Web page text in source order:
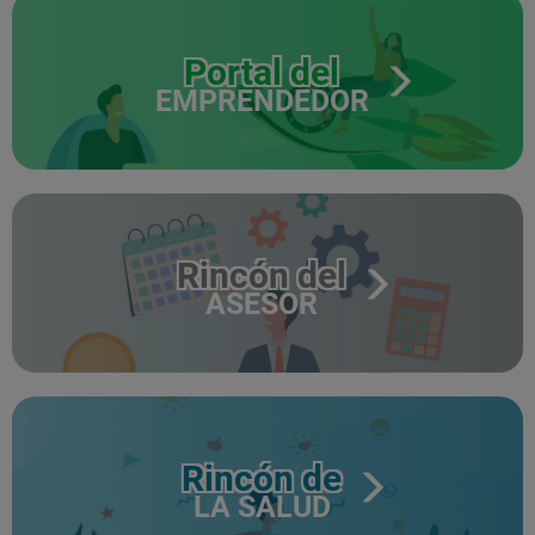
Portal del
EMPRENDEDOR
Rincón del
ASESOR
Rincón de
LA SALUD